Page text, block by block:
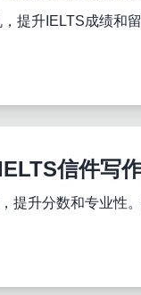
提升IELTS成绩和
信件写
提升分数和专业性